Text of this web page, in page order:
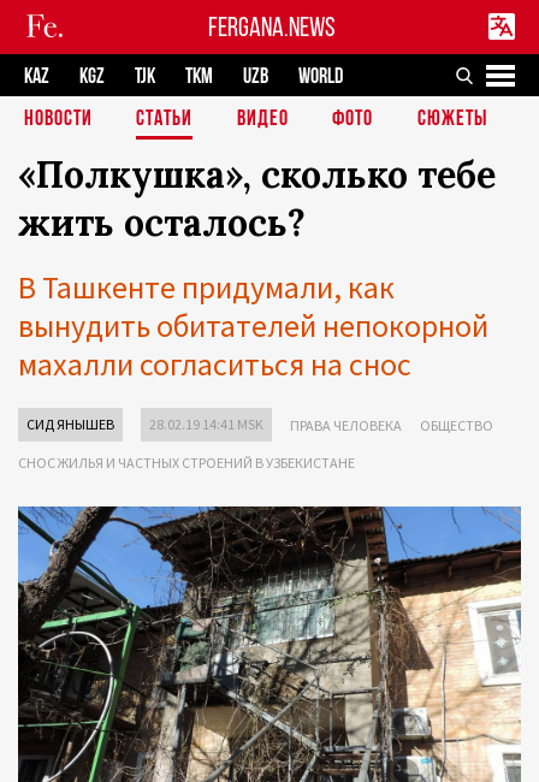
FERGANA.NEWS
KAZ KGZ TJK TKM UZB
WORLD
НОВОСТИ
СТАТЬИ ВИДЕО ФОТО СЮЖЕТЫ
«Полкушка», сколько тебе
жить осталось?
В Ташкенте придумали, как
вынудить обитателей непокорной
махалли согласиться на снос
СИД ЯНЫШЕВ 28.02.19 14:41 MSK ПРАВА ЧЕЛОВЕКА ОБЩЕСТВО
СНОС ЖИЛЬЯ И ЧАСТНЫХ СТРОЕНИЙ В УЗБЕКИСТАНЕ